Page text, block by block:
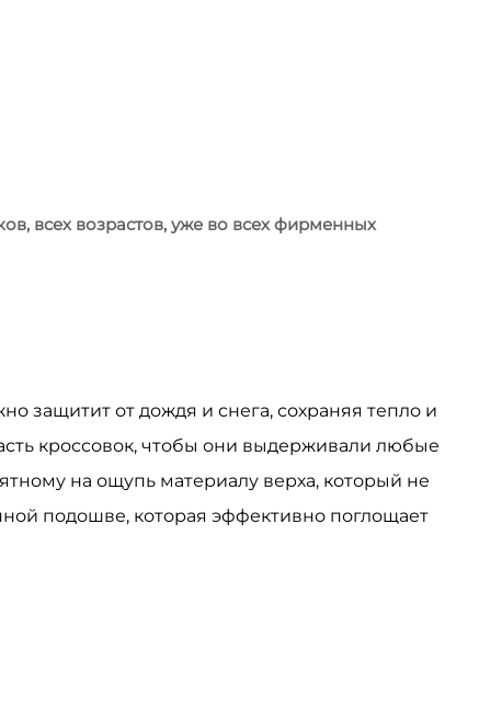
всех возрастов, уже во всех фирменных
защитит от дождя и снега, сохраняя тепло и
кроссовок, чтобы они выдерживали любые
на ощупь материалу верха, который не
подошве, которая эффективно поглощает